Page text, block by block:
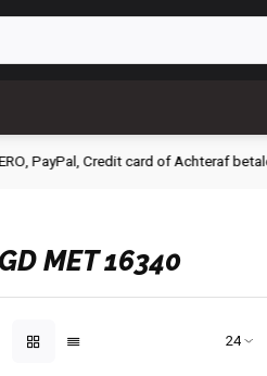
PayPal, Credit card of Achteraf betalen)
MET 16340